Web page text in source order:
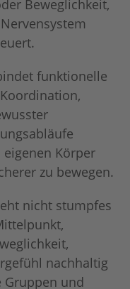
Beweglichkeit,
funktionelle
Körper
zu bewegen.
nicht stumpfes
nachhaltig
Gruppen und